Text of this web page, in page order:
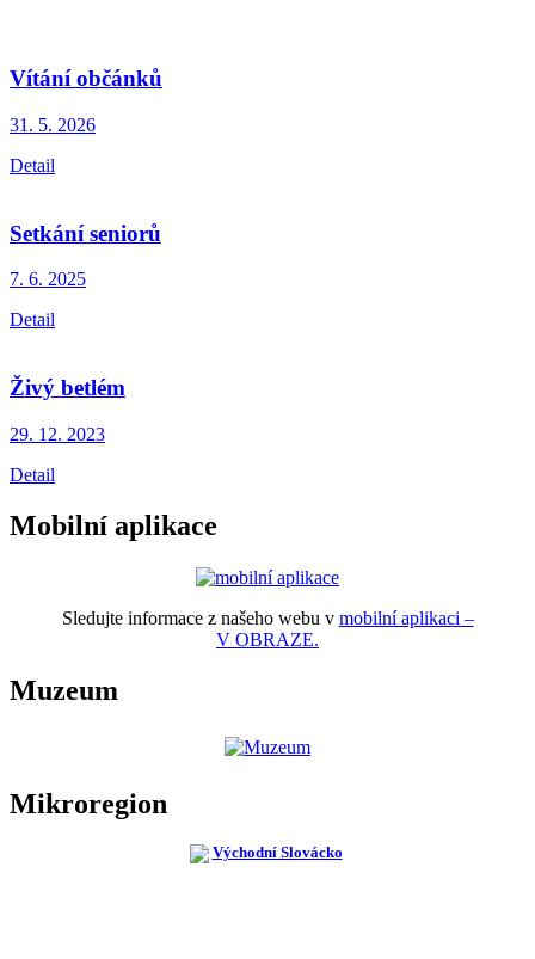
Vítání občánků
31. 5. 2026
Detail
Setkání seniorů
7. 6. 2025
Detail
Živý betlém
29. 12. 2023
Detail
Mobilní aplikace
Sledujte informace z našeho webu v mobilní aplikaci –
V OBRAZE.
Muzeum
Mikroregion